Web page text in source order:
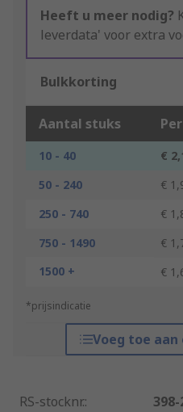
Heeft u meer nodig?
leverdata' voor extra
Bulkkorting
Aantal stuks
10 - 40 €
50 - 240
€
250 - 740
€
750 - 1490
€
1500 +
€
*prijsindicatie
Voeg toe
RS-stocknr.: